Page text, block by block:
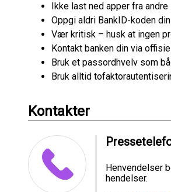
Ikke last ned apper fra
Oppgi aldri BankID-koden
Vær kritisk – husk at ingen
Kontakt banken din via
Bruk et passordhvelv som
Bruk alltid
Kontakter
Henvendelser
hendelser.